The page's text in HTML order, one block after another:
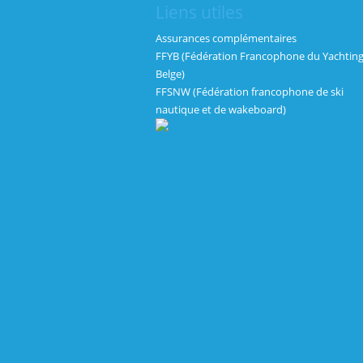
Liens utiles
Assurances complémentaires
FFYB (Fédération Francophone du Yachting
Belge)
FFSNW (Fédération francophone de ski
nautique et de wakeboard)